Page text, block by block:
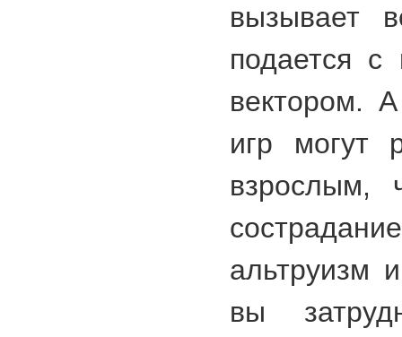
вызывает
подается
вектором.
игр могут
взрослым,
альтруизм
вы